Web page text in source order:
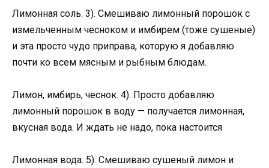
Лимонная соль. 3). Смешиваю лимонный порошок с
измельченным чесноком и имбирем (тоже сушеные)
и эта просто чудо приправа, которую я добавляю
почти ко всем мясным и рыбным блюдам.
Лимон, имбирь, чеснок. 4). Просто добавляю
лимонный порошок в воду — получается лимонная,
вкусная вода. И ждать не надо, пока настоится
Лимонная вода. 5). Смешиваю сушеный лимон и